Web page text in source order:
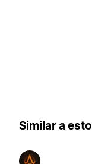
Similar a esto